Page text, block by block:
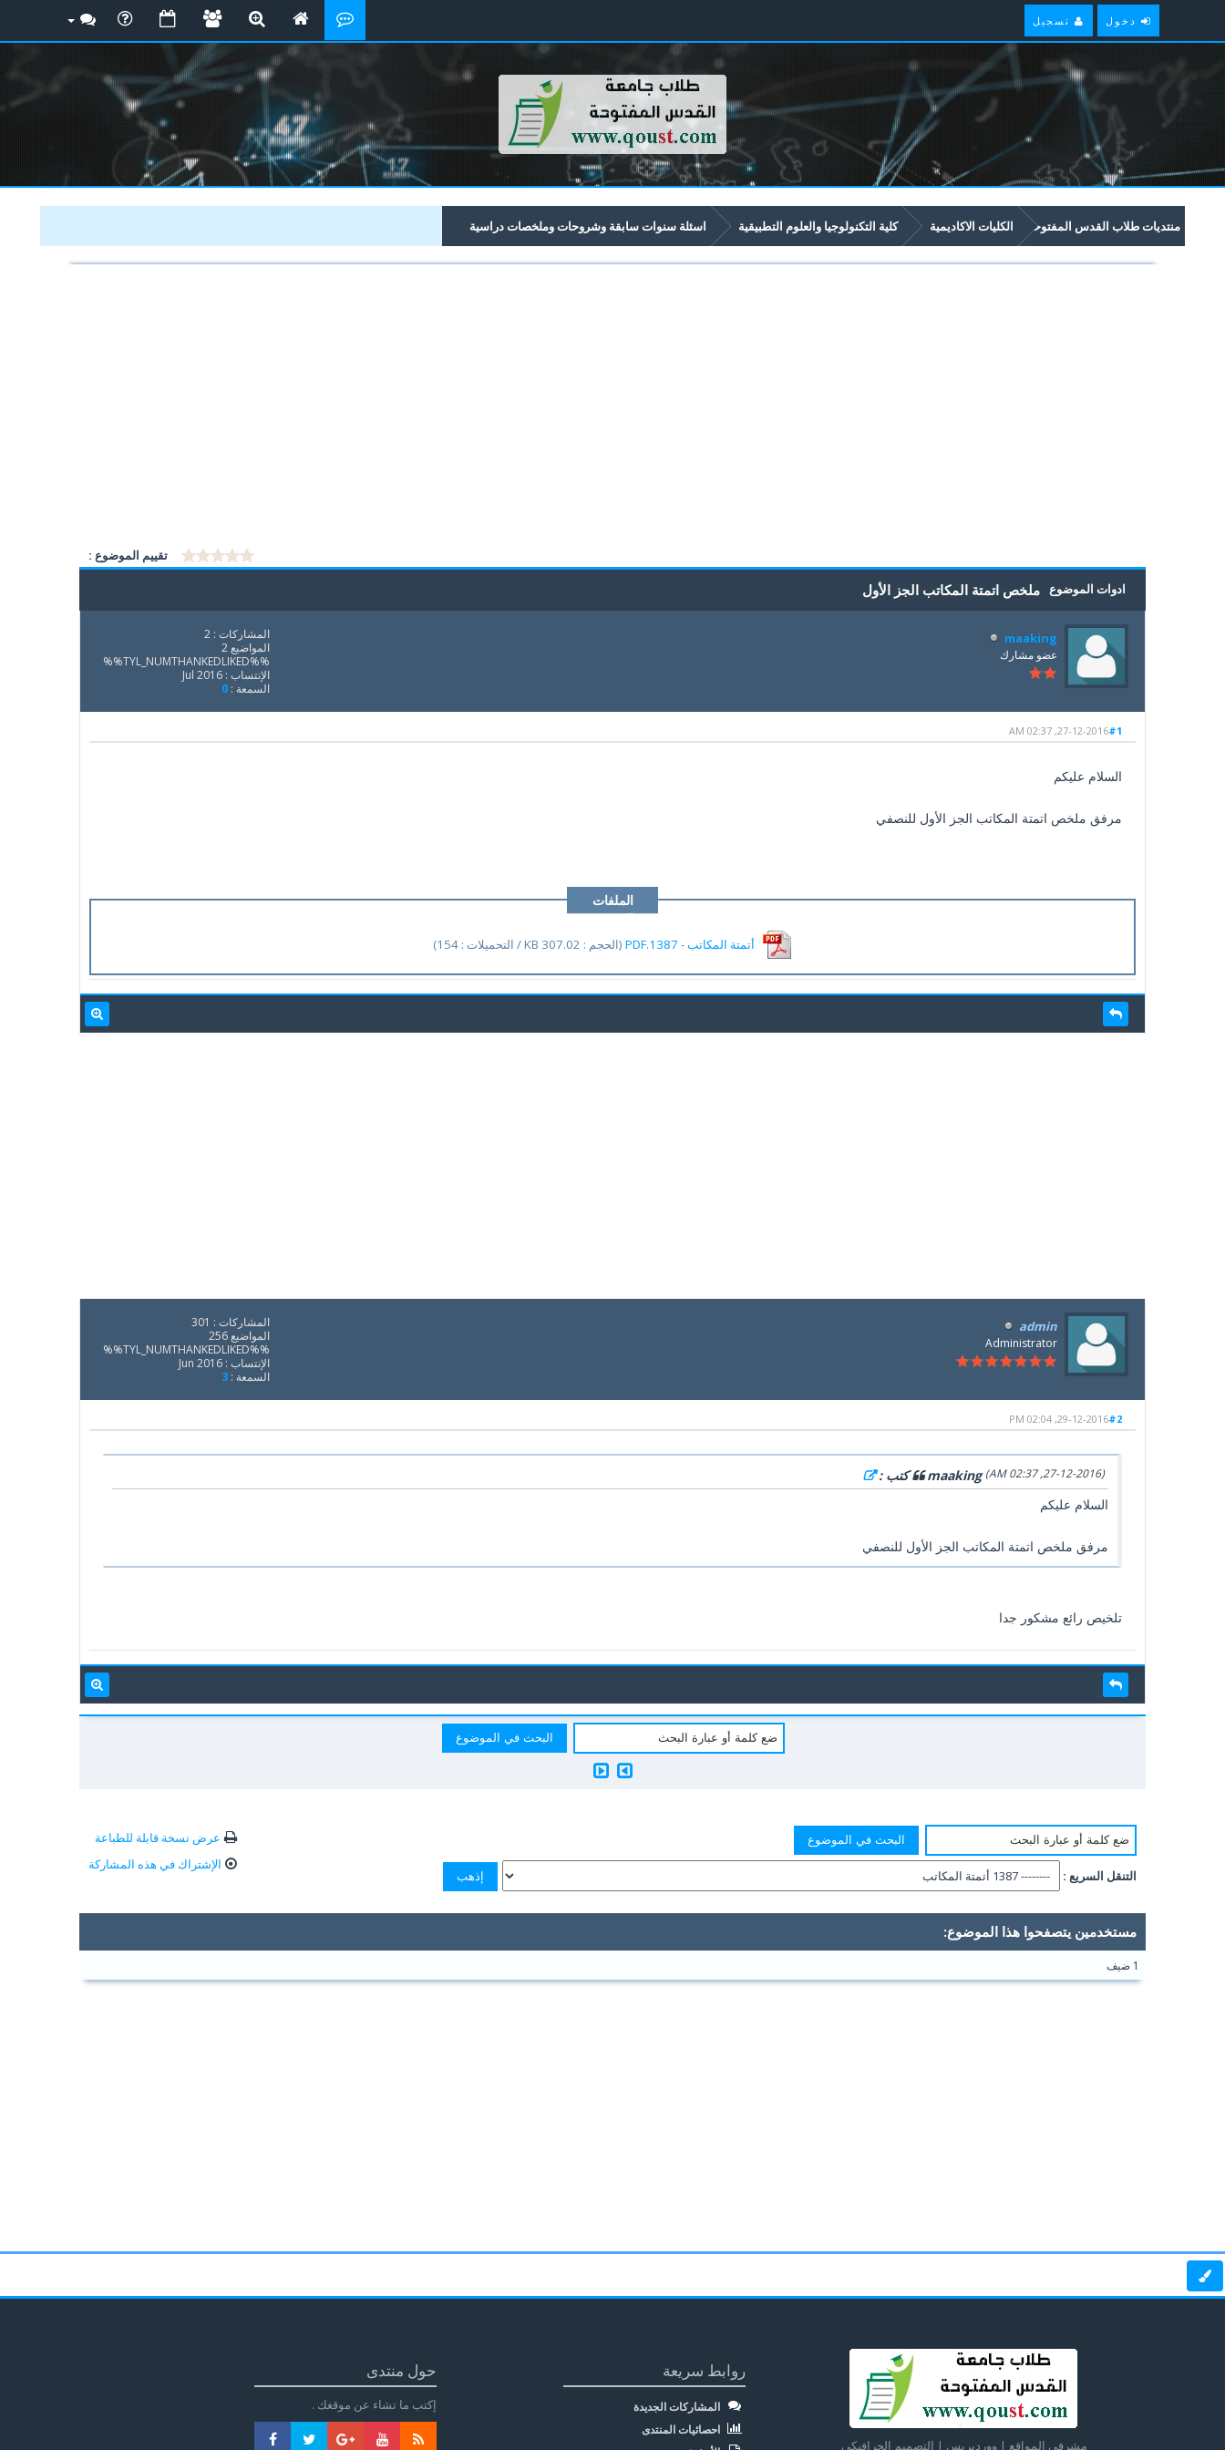
دخول تسجيل
منتديات طلاب القدس المفتوحة الكليات الاكاديمية كلية التكنولوجيا والعلوم التطبيقية اسئلة سنوات سابقة وشروحات وملخصات دراسية
امتحانات سابقة وملخصات لمواد مستوى سنة ثالثة في برنامج العلوم والتكنولوجيا تبدأ برقم 13xx 1387 أتمتة المكاتب ملخص اتمتة المكاتب الجز الأول
تقييم الموضوع :
ادوات الموضوع ملخص اتمتة المكاتب الجز الأول
maaking
عضو مشارك
المشاركات : 2
المواضيع 2
%%TYL_NUMTHANKEDLIKED%%
الإنتساب : Jul 2016
السمعة : 0
#1
27-12-2016, 02:37 AM
السلام عليكم
مرفق ملخص اتمتة المكاتب الجز الأول للنصفي
الملفات
المرفقة
أتمتة المكاتب - 1387.PDF (الحجم : 307.02 KB / التحميلات : 154)
admin
Administrator
المشاركات : 301
المواضيع 256
%%TYL_NUMTHANKEDLIKED%%
الإنتساب : Jun 2016
السمعة : 3
#2
29-12-2016, 02:04 PM
(27-12-2016, 02:37 AM)
maaking كتب :
السلام عليكم
مرفق ملخص اتمتة المكاتب الجز الأول للنصفي
تلخيص رائع مشكور جدا
عرض نسخة قابلة للطباعة
الإشتراك في هذه المشاركة
التنقل السريع :
مستخدمين يتصفحوا هذا الموضوع:
1 ضيف
مشرفي المواقع | ووردبريس | التصميم الجرافيكي
روابط سريعة
المشاركات الجديدة
احصائيات المنتدى
حول منتدى
إكتب ما تشاء عن موقغك .